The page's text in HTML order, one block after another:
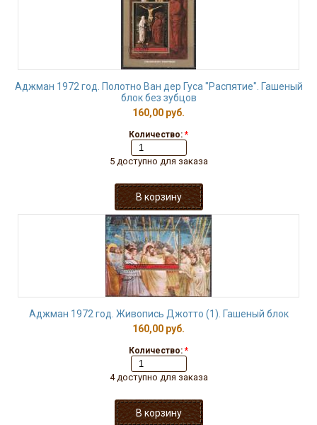
Аджман 1972 год. Полотно Ван дер Гуса "Распятие". Гашеный
блок без зубцов
160,00 руб.
Количество: *
5 доступно для заказа
Аджман 1972 год. Живопись Джотто (1). Гашеный блок
160,00 руб.
Количество: *
4 доступно для заказа